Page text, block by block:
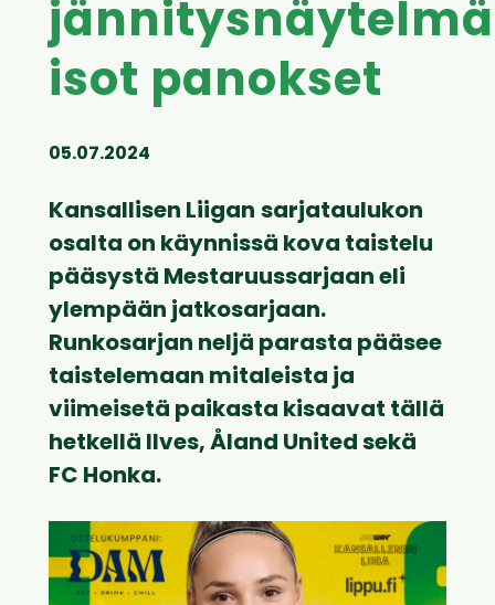
isot panokset
05.07.2024
Kansallisen Liigan sarjataulukon
osalta on käynnissä kova taistelu
pääsystä Mestaruussarjaan eli
ylempään jatkosarjaan.
Runkosarjan neljä parasta pääsee
taistelemaan mitaleista ja
viimeisetä paikasta kisaavat tällä
hetkellä Ilves, Åland United sekä
FC Honka.